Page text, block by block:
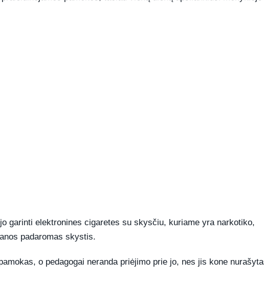
garinti elektronines cigaretes su skysčiu, kuriame yra narkotiko,
padaromas skystis.
o pedagogai neranda priėjimo prie jo, nes jis kone